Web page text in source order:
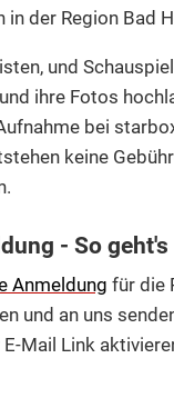
in der Region Bad
und
ihre Fotos
bei
keine
- So geht's
Anmeldung für die
und an uns
Mail Link